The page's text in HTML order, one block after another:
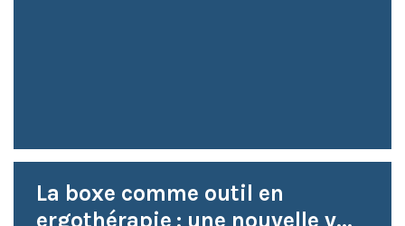
La boxe comme outil en
ergothérapie : une nouvelle v...